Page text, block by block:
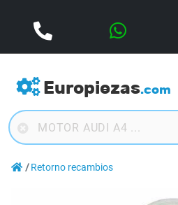
Europiezas.com
Retorno recambios